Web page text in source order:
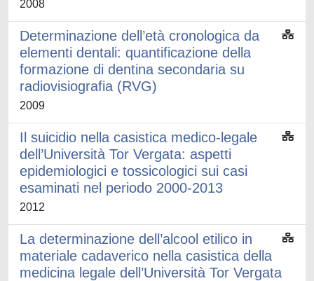
2008
Determinazione dell’età cronologica da
elementi dentali: quantificazione della
formazione di dentina secondaria su
radiovisiografia (RVG)
2009
Il suicidio nella casistica medico-legale
dell’Università Tor Vergata: aspetti
epidemiologici e tossicologici sui casi
esaminati nel periodo 2000-2013
2012
La determinazione dell’alcool etilico in
materiale cadaverico nella casistica della
medicina legale dell’Università Tor Vergata